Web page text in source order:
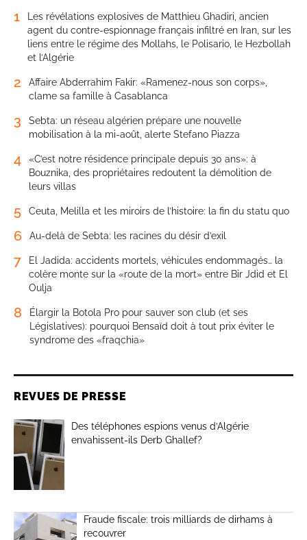
1
Les révélations explosives de Matthieu Ghadiri, ancien
agent du contre-espionnage français infiltré en Iran, sur les
liens entre le régime des Mollahs, le Polisario, le Hezbollah
et l’Algérie
2
Affaire Abderrahim Fakir: «Ramenez-nous son corps»,
clame sa famille à Casablanca
3
Sebta: un réseau algérien prépare une nouvelle
mobilisation à la mi-août, alerte Stefano Piazza
4
«C’est notre résidence principale depuis 30 ans»: à
Bouznika, des propriétaires redoutent la démolition de
leurs villas
5 Ceuta, Melilla et les miroirs de l’histoire: la fin du statu quo
6 Au-delà de Sebta: les racines du désir d’exil
7
El Jadida: accidents mortels, véhicules endommagés… la
colère monte sur la «route de la mort» entre Bir Jdid et El
Oulja
8
Élargir la Botola Pro pour sauver son club (et ses
Législatives): pourquoi Bensaïd doit à tout prix éviter le
syndrome des «fraqchia»
REVUES DE PRESSE
Des téléphones espions venus d’Algérie
envahissent-ils Derb Ghallef?
Fraude fiscale: trois milliards de dirhams à
recouvrer